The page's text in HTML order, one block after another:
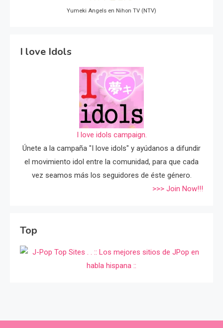
Yumeki Angels en Nihon TV (NTV)
I love Idols
I love idols campaign.
Únete a la campaña "I love idols" y ayúdanos a difundir
el movimiento idol entre la comunidad, para que cada
vez seamos más los seguidores de éste género.
>>> Join Now!!!
Top